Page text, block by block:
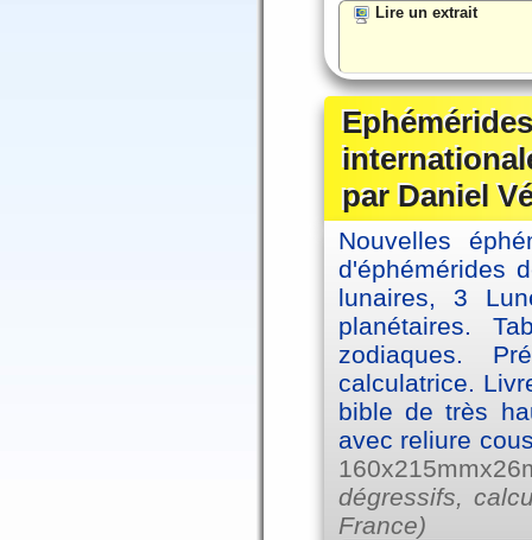
Lire un extrait
par Daniel
Nouvelles
d'éphémérides
lunaires, 3
planétaires.
zodiaques.
calculatrice.
bible de très
avec reliure
dégressifs,
France)